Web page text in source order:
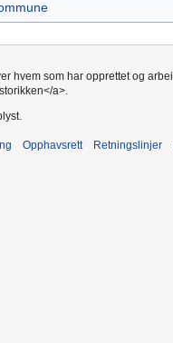
hvem som har opprettet og
a>.
Opphavsrett Retningslinjer